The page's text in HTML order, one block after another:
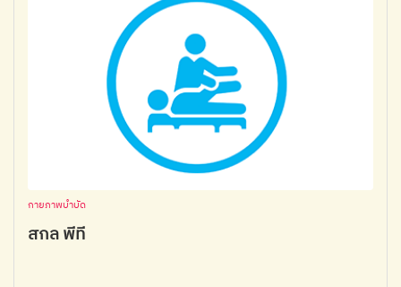
กายภาพบำบัด
สกล พีที